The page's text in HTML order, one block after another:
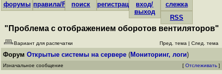
форумы правила/FAQпоиск регистрациявход/
выход
слежка
RSS
"Проблема с отображением оборотов вентиляторов"
Вариант для распечатки Пред. тема | След. тема
Форум Открытые системы на сервере (Мониторинг, логи)
Изначальное сообщение [ Отслеживать ]